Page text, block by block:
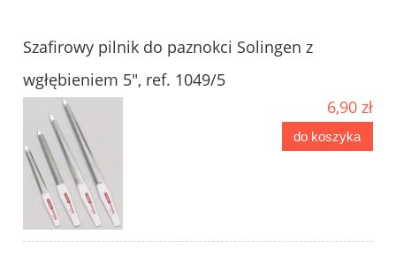
Szafirowy pilnik do paznokci Solingen z
wgłębieniem 5", ref. 1049/5
6,90 zł
do koszyka